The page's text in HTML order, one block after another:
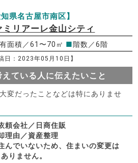
知県名古屋市南区】
ミリアーレ金山シティ
面積／61〜70㎡ ■階数／6階
日：2023年05月10日】
ている人に伝えたいこと
変だったことなどは特にありませ
頼会社／日商住販
理由／資産整理
んでいないため、住まいの変更は
ありません。